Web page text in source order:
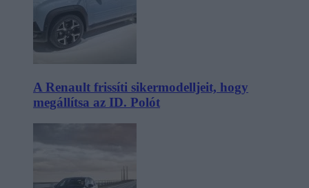
A Renault frissíti sikermodelljeit, hogy
megállítsa az ID. Polót